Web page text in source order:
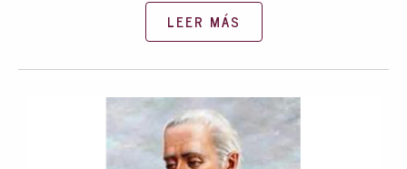
LEER MÁS